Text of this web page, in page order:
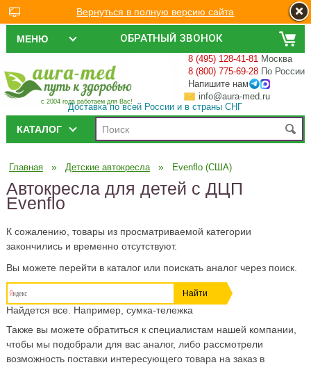
ОБРАТНЫЙ ЗВОНОК
МЕНЮ
с 2004 года работаем для Вас!
8 (495) 128-41-81 Москва
8 (800) 775-69-28 По России
Напишите нам
info@aura-med.ru
Доставка по всей России и в страны СНГ
КАТАЛОГ
Главная » Детские автокресла » Evenflo (США)
Автокресла для детей с ДЦП
Evenflo
К сожалению, товары из просматриваемой категории
закончились и временно отсутствуют.
Вы можете перейти в каталог или поискать аналог через поиск.
Найдется все. Например, сумка-тележка
Также вы можете обратиться к специалистам нашей компании,
чтобы мы подобрали для вас аналог, либо рассмотрели
возможность поставки интересующего товара на заказ в
Вернуться в полную версию сайта